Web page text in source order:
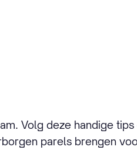
Volg deze handige tips
parels brengen